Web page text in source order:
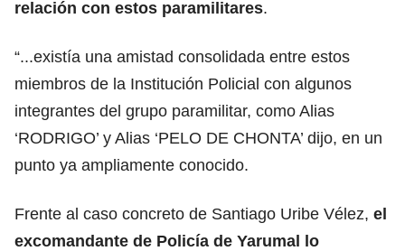
relación con estos paramilitares.
“...existía una amistad consolidada entre estos
miembros de la Institución Policial con algunos
integrantes del grupo paramilitar, como Alias
‘RODRIGO’ y Alias ‘PELO DE CHONTA’ dijo, en un
punto ya ampliamente conocido.
Frente al caso concreto de Santiago Uribe Vélez, el
excomandante de Policía de Yarumal lo